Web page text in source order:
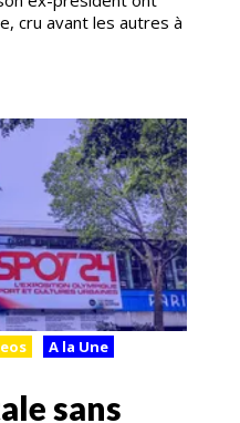
cru avant les autres à
A la Une
sans